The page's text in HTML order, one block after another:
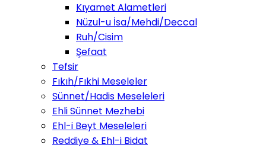
Kıyamet Alametleri
Nüzul-u İsa/Mehdi/Deccal
Ruh/Cisim
Şefaat
Tefsir
Fıkıh/Fıkhi Meseleler
Sünnet/Hadis Meseleleri
Ehli Sünnet Mezhebi
Ehl-i Beyt Meseleleri
Reddiye & Ehl-i Bidat